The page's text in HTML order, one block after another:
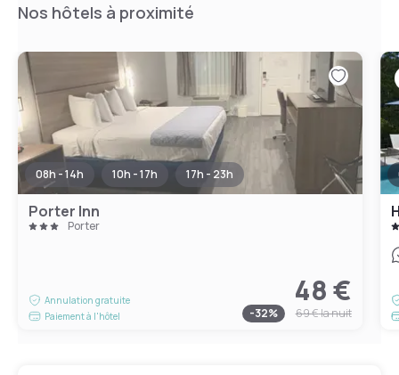
Nos hôtels à proximité
08h - 14h 10h - 17h 17h - 23h
Porter Inn
Porter
Annulation gratuite
Paiement à l'hôtel
48 €
-32% 69 €la nuit